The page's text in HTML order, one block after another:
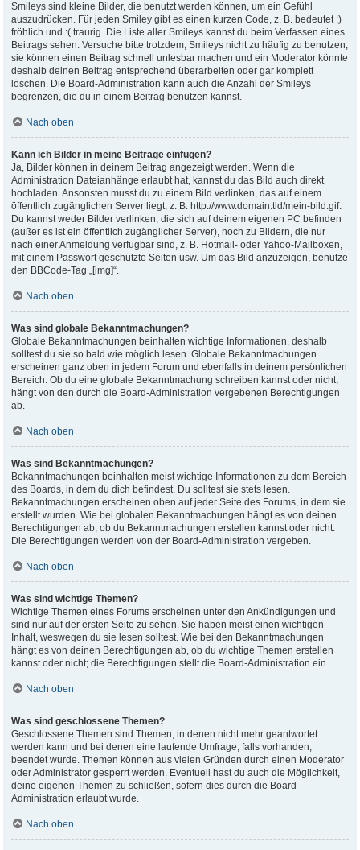
Smileys sind kleine Bilder, die benutzt werden können, um ein Gefühl
auszudrücken. Für jeden Smiley gibt es einen kurzen Code, z. B. bedeutet :)
fröhlich und :( traurig. Die Liste aller Smileys kannst du beim Verfassen eines
Beitrags sehen. Versuche bitte trotzdem, Smileys nicht zu häufig zu benutzen,
sie können einen Beitrag schnell unlesbar machen und ein Moderator könnte
deshalb deinen Beitrag entsprechend überarbeiten oder gar komplett
löschen. Die Board-Administration kann auch die Anzahl der Smileys
begrenzen, die du in einem Beitrag benutzen kannst.
Nach oben
Kann ich Bilder in meine Beiträge einfügen?
Ja, Bilder können in deinem Beitrag angezeigt werden. Wenn die
Administration Dateianhänge erlaubt hat, kannst du das Bild auch direkt
hochladen. Ansonsten musst du zu einem Bild verlinken, das auf einem
öffentlich zugänglichen Server liegt, z. B. http://www.domain.tld/mein-bild.gif.
Du kannst weder Bilder verlinken, die sich auf deinem eigenen PC befinden
(außer es ist ein öffentlich zugänglicher Server), noch zu Bildern, die nur
nach einer Anmeldung verfügbar sind, z. B. Hotmail- oder Yahoo-Mailboxen,
mit einem Passwort geschützte Seiten usw. Um das Bild anzuzeigen, benutze
den BBCode-Tag „[img]“.
Nach oben
Was sind globale Bekanntmachungen?
Globale Bekanntmachungen beinhalten wichtige Informationen, deshalb
solltest du sie so bald wie möglich lesen. Globale Bekanntmachungen
erscheinen ganz oben in jedem Forum und ebenfalls in deinem persönlichen
Bereich. Ob du eine globale Bekanntmachung schreiben kannst oder nicht,
hängt von den durch die Board-Administration vergebenen Berechtigungen
ab.
Nach oben
Was sind Bekanntmachungen?
Bekanntmachungen beinhalten meist wichtige Informationen zu dem Bereich
des Boards, in dem du dich befindest. Du solltest sie stets lesen.
Bekanntmachungen erscheinen oben auf jeder Seite des Forums, in dem sie
erstellt wurden. Wie bei globalen Bekanntmachungen hängt es von deinen
Berechtigungen ab, ob du Bekanntmachungen erstellen kannst oder nicht.
Die Berechtigungen werden von der Board-Administration vergeben.
Nach oben
Was sind wichtige Themen?
Wichtige Themen eines Forums erscheinen unter den Ankündigungen und
sind nur auf der ersten Seite zu sehen. Sie haben meist einen wichtigen
Inhalt, weswegen du sie lesen solltest. Wie bei den Bekanntmachungen
hängt es von deinen Berechtigungen ab, ob du wichtige Themen erstellen
kannst oder nicht; die Berechtigungen stellt die Board-Administration ein.
Nach oben
Was sind geschlossene Themen?
Geschlossene Themen sind Themen, in denen nicht mehr geantwortet
werden kann und bei denen eine laufende Umfrage, falls vorhanden,
beendet wurde. Themen können aus vielen Gründen durch einen Moderator
oder Administrator gesperrt werden. Eventuell hast du auch die Möglichkeit,
deine eigenen Themen zu schließen, sofern dies durch die Board-
Administration erlaubt wurde.
Nach oben